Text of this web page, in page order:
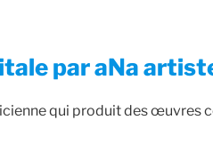
par aNa
qui produit des œuvres